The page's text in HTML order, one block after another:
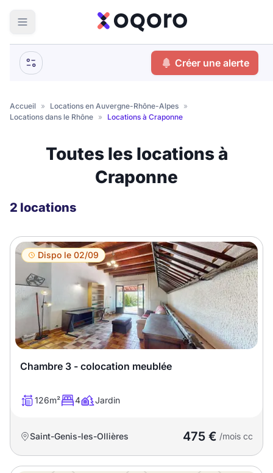
Votre
Que recherchez-vous ?
Logement entier
Coliving
Résidence étudiante
Meublé ?
Meublé Non meublé
Montant du loyer
€
€
Studio T1 T1 bis
T2 T3 T4 T5
recherche
Créer une alerte
Accueil » Locations en Auvergne-Rhône-Alpes »
Locations dans le Rhône » Locations à Craponne
Toutes les locations à
Craponne
2 locations
Dispo le 02/09
Chambre 3 - colocation meublée
126m² 4 Jardin
Saint-Genis-les-Ollières 475 € /mois cc